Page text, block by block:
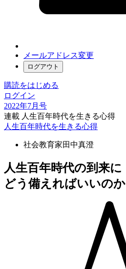
メールアドレス変更
ログアウト
購読をはじめる
ログイン
2022年7月号
連載 人生百年時代を生きる心得
人生百年時代を生きる心得
社会教育家田中真澄
人生百年時代の到来に
どう備えればいいのか